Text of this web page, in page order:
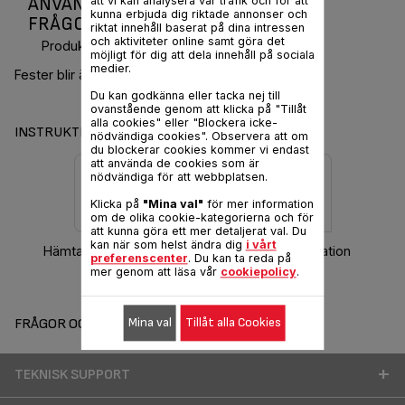
FRÅGOR POP CORN KIDS
Produktkod :KD100012
Fester blir ännu bättre med popcorn!
INSTRUKTIONER & GARANTI
Hämta bruksanvisning Garantiinformation
FRÅGOR OCH SVAR
TEKNISK SUPPORT
kunna erbjuda dig riktade annonser och
riktat innehåll baserat på dina intressen
och aktiviteter online samt göra det
möjligt för dig att dela innehåll på sociala
medier.
Du kan godkänna eller tacka nej till
ovanstående genom att klicka på "Tillåt
alla cookies" eller "Blockera icke-
nödvändiga cookies". Observera att om
du blockerar cookies kommer vi endast
att använda de cookies som är
nödvändiga för att webbplatsen.
Klicka på "Mina val" för mer information
om de olika cookie-kategorierna och för
att kunna göra ett mer detaljerat val. Du
kan när som helst ändra dig i vårt
preferenscenter. Du kan ta reda på
mer genom att läsa vår cookiepolicy.
Mina val Tillåt alla Cookies